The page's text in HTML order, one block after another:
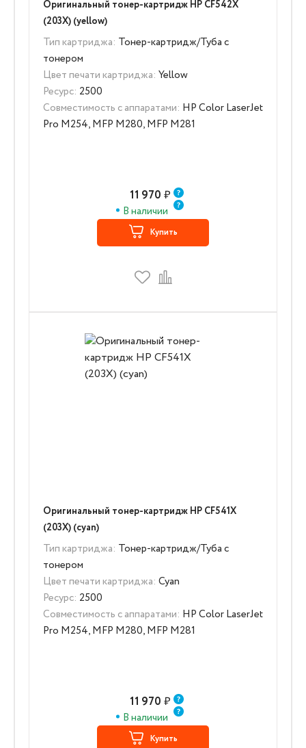
Оригинальный тонер-картридж HP CF542X
(203X) (yellow)
Тип картриджа: Тонер-картридж/Туба с
тонером
Цвет печати картриджа: Yellow
Ресурс: 2500
Совместимость с аппаратами: HP Color LaserJet
Pro M254, MFP M280, MFP M281
11 970 ₽
В наличии
Купить
Оригинальный тонер-картридж HP CF541X
(203X) (cyan)
Тип картриджа: Тонер-картридж/Туба с
тонером
Цвет печати картриджа: Cyan
Ресурс: 2500
Совместимость с аппаратами: HP Color LaserJet
Pro M254, MFP M280, MFP M281
11 970 ₽
В наличии
Купить